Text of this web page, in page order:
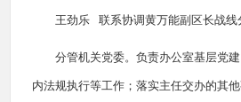
王劲乐 联系协调黄万能副区长战线
分管机关党委。负责办公室基层党
内法规执行等工作；落实主任交办的其他